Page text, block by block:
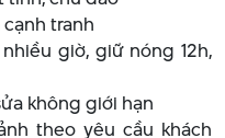
tranh
giờ, giữ nóng 12h,
không giới hạn
theo yêu cầu khách